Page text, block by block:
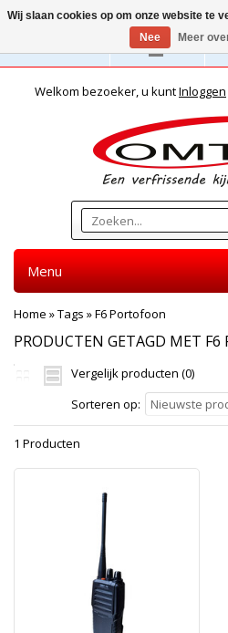
Nederlands
Welkom bezoeker, u kuntInloggen
Menu
Home »Tags »F6 Portofoon
PRODUCTEN GETAGD MET F6
Vergelijk producten (0)
Sorteren op:
Nieuwste
1 Producten
Wij slaan cookies op om onze website te
Nee
Meer